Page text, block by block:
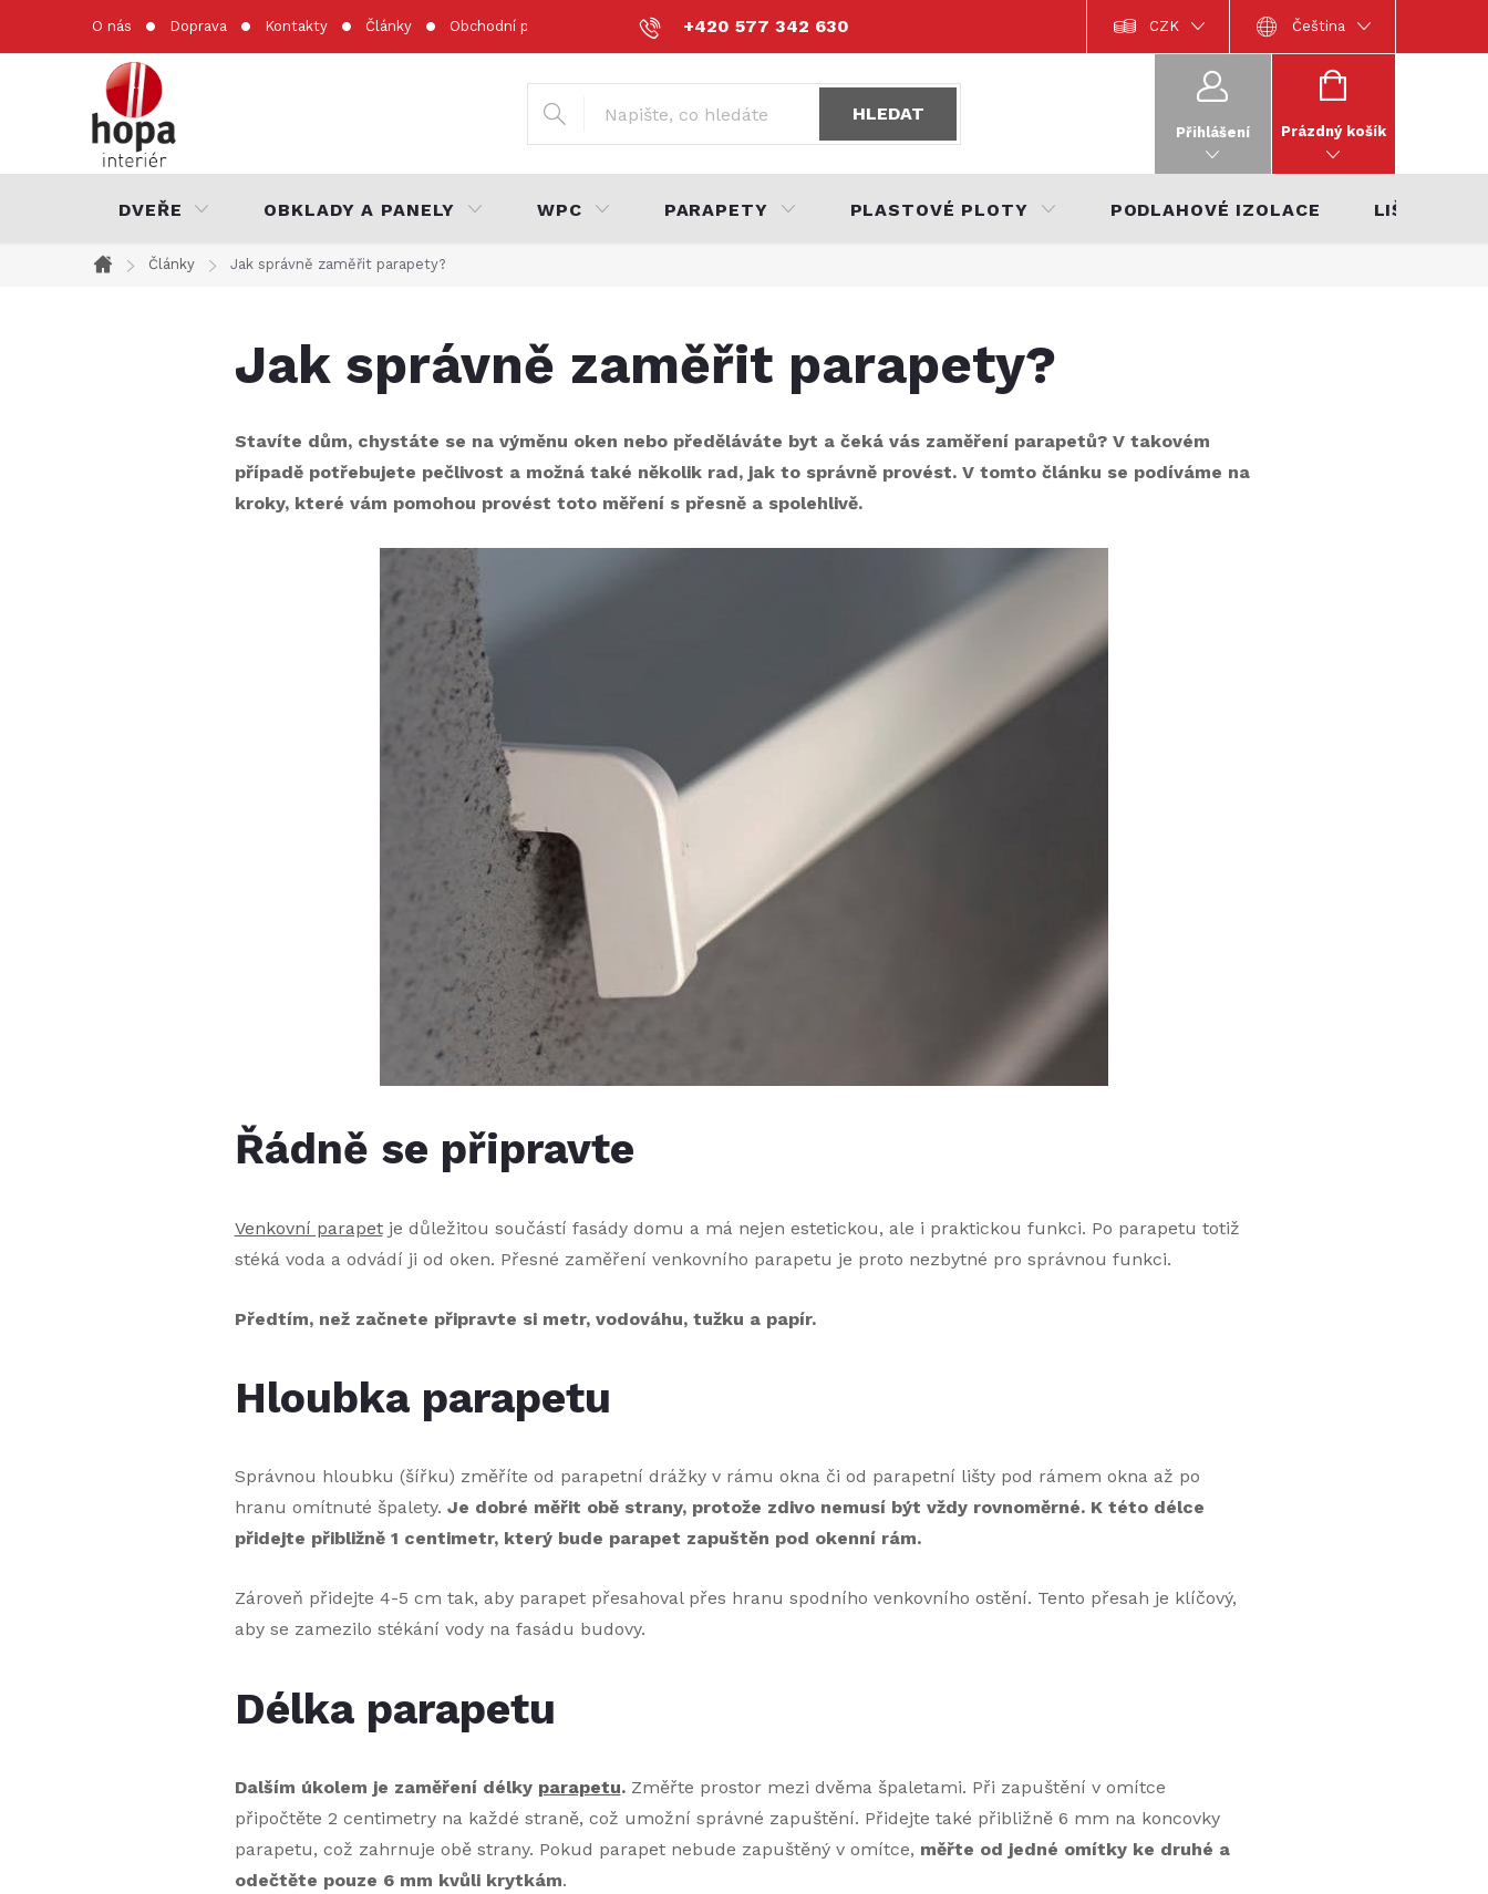
+420 577 342 630
O nás Doprava Kontakty Články Obchodní podmínky Podmínky ochrany osobních údajů Dokumentace k výrobkům Katalog interiérů 2022
CZK Čeština
HLEDAT
Přihlášení
NÁKUPNÍ
Prázdný košík
DVEŘE OBKLADY A PANELY WPC PARAPETY PLASTOVÉ PLOTY PODLAHOVÉ IZOLACE LIŠTY
Domů
Články Jak správně zaměřit parapety?
Jak správně zaměřit parapety?
Stavíte dům, chystáte se na výměnu oken nebo předěláváte byt a čeká vás zaměření parapetů? V takovém
případě potřebujete pečlivost a možná také několik rad, jak to správně provést. V tomto článku se podíváme na
kroky, které vám pomohou provést toto měření s přesně a spolehlivě.
Řádně se připravte
Venkovní parapetje důležitou součástí fasády domu a má nejen estetickou, ale i praktickou funkci. Po parapetu totiž
stéká voda a odvádí ji od oken. Přesné zaměření venkovního parapetu je proto nezbytné pro správnou funkci.
Předtím, než začnete připravte si metr, vodováhu, tužku a papír.
Hloubka parapetu
Správnou hloubku (šířku) změříte od parapetní drážky v rámu okna či od parapetní lišty pod rámem okna až po
hranu omítnuté špalety. Je dobré měřit obě strany, protože zdivo nemusí být vždy rovnoměrné. K této délce
přidejte přibližně 1 centimetr, který bude parapet zapuštěn pod okenní rám.
Zároveň přidejte 4-5 cm tak, aby parapet přesahoval přes hranu spodního venkovního ostění. Tento přesah je klíčový,
aby se zamezilo stékání vody na fasádu budovy.
Délka parapetu
Dalším úkolem je zaměření délky parapetu.Změřte prostor mezi dvěma špaletami. Při zapuštění v omítce
připočtěte 2 centimetry na každé straně, což umožní správné zapuštění. Přidejte také přibližně 6 mm na koncovky
parapetu, což zahrnuje obě strany. Pokud parapet nebude zapuštěný v omítce, měřte od jedné omítky ke druhé a
odečtěte pouze 6 mm kvůli krytkám.